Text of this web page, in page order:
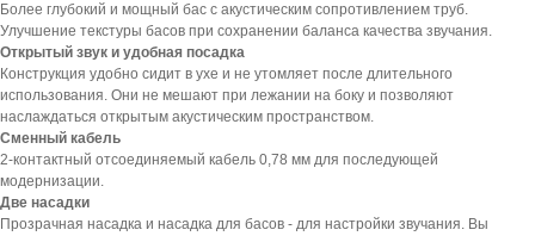
Более глубокий и мощный бас с акустическим сопротивлением труб.
Улучшение текстуры басов при сохранении баланса качества звучания.
Открытый звук и удобная посадка
Конструкция удобно сидит в ухе и не утомляет после длительного
использования. Они не мешают при лежании на боку и позволяют
наслаждаться открытым акустическим пространством.
Сменный кабель
2-контактный отсоединяемый кабель 0,78 мм для последующей
модернизации.
Две насадки
Прозрачная насадка и насадка для басов - для настройки звучания. Вы